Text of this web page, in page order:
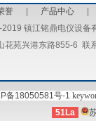
誉| 产品中心
镇江铭鼎电仪设备
花苑兴港东路855-6
备18050581号-1
51La